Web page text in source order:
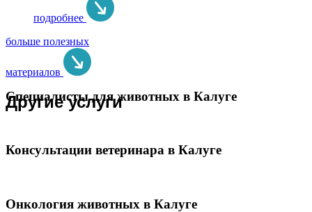
подробнее
больше полезных
материалов
Другие услуги
Специалисты для животных в Калуге
Консультации ветеринара в Калуге
Онкология животных в Калуге